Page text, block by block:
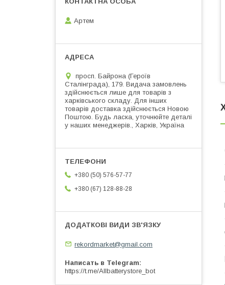
Артем
просп. Байрона (Героїв
Сталінграда), 179. Видача замовлень
здійснюється лише для товарів з
харківського складу. Для інших
товарів доставка здійснюється Новою
Поштою. Будь ласка, уточнюйте деталі
у наших менеджерів., Харків, Україна
+380 (50) 576-57-77
+380 (67) 128-88-28
rekordmarket@gmail.com
Написать в Telegram
https://t.me/Allbatterystore_bot